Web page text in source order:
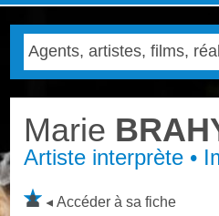
Marie
Artiste interprète •
Accéder à sa fiche